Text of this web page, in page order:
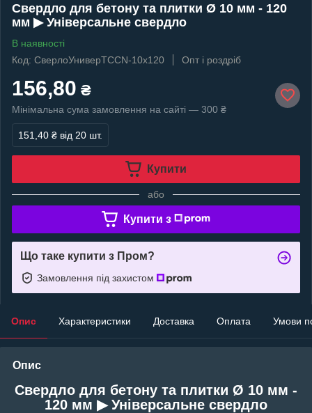
Свердло для бетону та плитки Ø 10 мм - 120
мм ▶ Універсальне свердло
В наявності
Код: СверлоУниверTCCN-10х120
Опт і роздріб
156,80 ₴
Мінімальна сума замовлення на сайті — 300 ₴
151,40 ₴ від 20 шт.
Купити
або
Купити з
Що таке купити з Пром?
Замовлення під захистом
Опис Характеристики Доставка Оплата Умови
Опис
Свердло для бетону та плитки Ø 10 мм -
120 мм ▶ Універсальне свердло